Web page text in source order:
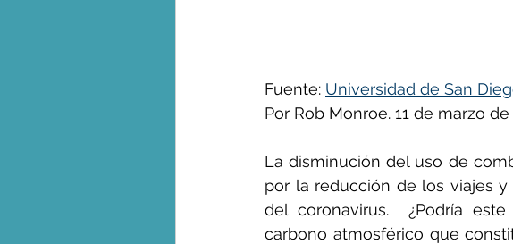
Fuente: Universidad de San
Por Rob Monroe. 11 de marzo de
La disminución del uso de
por la reducción de los viajes
del coronavirus.  ¿Podría
carbono atmosférico que